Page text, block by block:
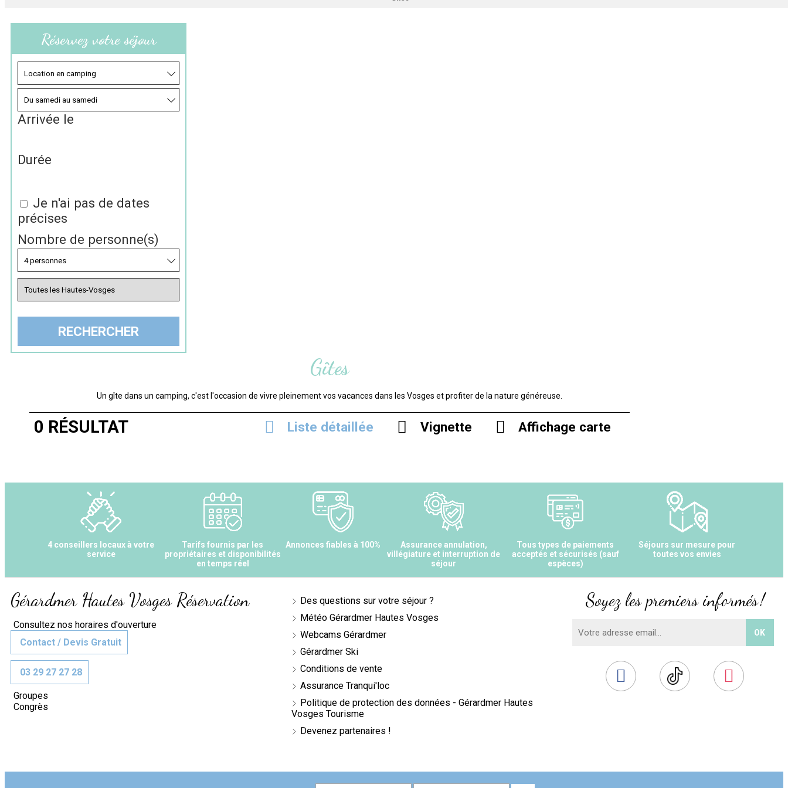
Réservez votre séjour
Arrivée le
Durée
Je n'ai pas de dates
précises
Nombre de personne(s)
Gîtes
Un gîte dans un camping, c'est l'occasion de vivre pleinement vos vacances dans les Vosges et profiter de la nature généreuse.
Liste détaillée Vignette Affichage carte
0 RÉSULTAT
4 conseillers locaux à votre
service
Tarifs fournis par les
propriétaires et disponibilités
en temps réel
Annonces fiables à 100%
Assurance annulation,
villégiature et interruption de
séjour
Tous types de paiements
acceptés et sécurisés (sauf
espèces)
Séjours sur mesure pour
toutes vos envies
Gérardmer Hautes Vosges Réservation
Consultez nos horaires d'ouverture
Contact / Devis Gratuit
03 29 27 27 28
Groupes
Congrès
Des questions sur votre séjour ?
Météo Gérardmer Hautes Vosges
Webcams Gérardmer
Gérardmer Ski
Conditions de vente
Assurance Tranqui'loc
Politique de protection des données - Gérardmer Hautes
Vosges Tourisme
Devenez partenaires !
Soyez les premiers informés !